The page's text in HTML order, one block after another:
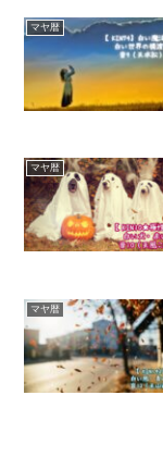
マヤ暦
マヤ暦
マヤ暦